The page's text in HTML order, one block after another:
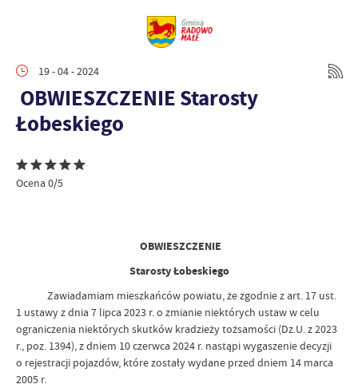
19 - 04 - 2024
OBWIESZCZENIE Starosty
Łobeskiego
Ocena 0/5
OBWIESZCZENIE
Starosty Łobeskiego
Zawiadamiam mieszkańców powiatu, że zgodnie z art. 17 ust.
1 ustawy z dnia 7 lipca 2023 r. o zmianie niektórych ustaw w celu
ograniczenia niektórych skutków kradzieży tożsamości (Dz.U. z 2023
r., poz. 1394), z dniem 10 czerwca 2024 r. nastąpi wygaszenie decyzji
o rejestracji pojazdów, które zostały wydane przed dniem 14 marca
2005 r.